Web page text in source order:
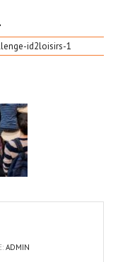
id2loisirs-1
ADMIN